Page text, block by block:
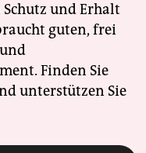
und Erhalt
guten, frei
Finden Sie
unterstützen Sie